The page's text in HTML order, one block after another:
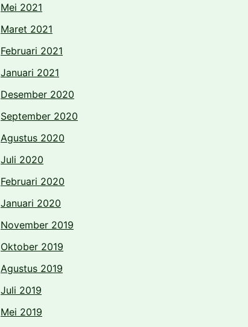
Mei 2021
Maret 2021
Februari 2021
Januari 2021
Desember 2020
September 2020
Agustus 2020
Juli 2020
Februari 2020
Januari 2020
November 2019
Oktober 2019
Agustus 2019
Juli 2019
Mei 2019